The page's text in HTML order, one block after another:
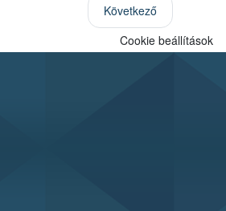
Következő
Cookie beállítások